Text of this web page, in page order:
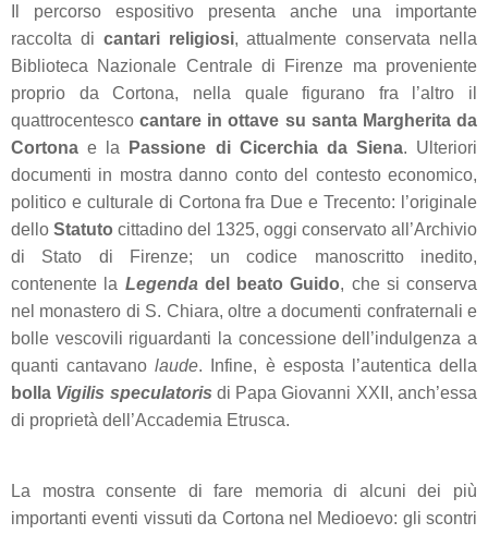
Il percorso espositivo presenta anche una importante
raccolta di cantari religiosi, attualmente conservata nella
Biblioteca Nazionale Centrale di Firenze ma proveniente
proprio da Cortona, nella quale figurano fra l’altro il
quattrocentescocantare in ottave su santa Margherita da
Cortona e la Passione di Cicerchia da Siena. Ulteriori
documenti in mostra danno conto del contesto economico,
politico e culturale di Cortona fra Due e Trecento: l’originale
dello Statuto cittadino del 1325, oggi conservato all’Archivio
di Stato di Firenze; un codice manoscritto inedito,
contenente la Legenda del beato Guido, che si conserva
nel monastero di S. Chiara, oltre a documenti confraternali e
bolle vescovili riguardanti la concessione dell’indulgenza a
quanti cantavanolaude. Infine, è esposta l’autentica della
bolla Vigilis speculatoris di Papa Giovanni XXII, anch’essa
di proprietà dell’Accademia Etrusca.
La mostra consente di fare memoria di alcuni dei più
importanti eventi vissuti da Cortona nel Medioevo: gli scontri